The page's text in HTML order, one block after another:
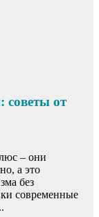
советы от
– они
а это
без
современные